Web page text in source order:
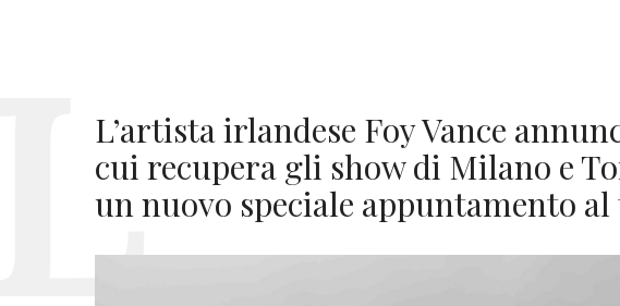
L’artista irlandese Foy Vance
cui recupera gli show di Milano e
un nuovo speciale appuntamento